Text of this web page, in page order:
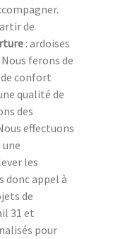
de
: ardoises
ferons de
de confort
qualité de
des
effectuons
les
donc appel à
de
31 et
pour